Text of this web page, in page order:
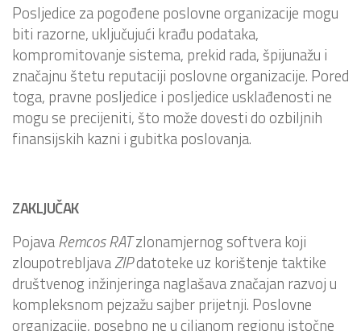
Posljedice za pogođene poslovne organizacije mogu
biti razorne, uključujući krađu podataka,
kompromitovanje sistema, prekid rada, špijunažu i
značajnu štetu reputaciji poslovne organizacije. Pored
toga, pravne posljedice i posljedice usklađenosti ne
mogu se precijeniti, što može dovesti do ozbiljnih
finansijskih kazni i gubitka poslovanja.
ZAKLJUČAK
PojavaRemcosRATzlonamjernog softvera koji
zloupotrebljavaZIPdatoteke uz korištenje taktike
društvenog inžinjeringa naglašava značajan razvoj u
kompleksnom pejzažu sajber prijetnji. Poslovne
organizacije, posebno ne u ciljanom regionu istočne